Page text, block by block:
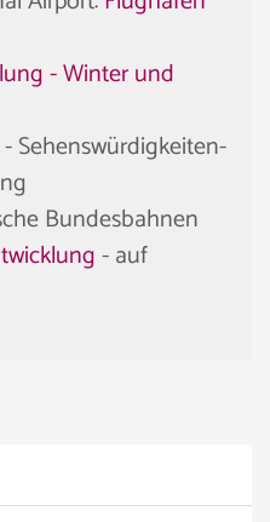
- Winter und
- Sehenswürdigkeiten-
Bundesbahnen
- auf